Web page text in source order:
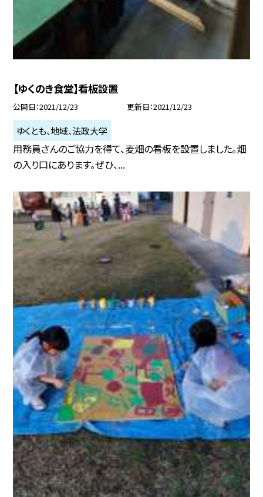
【ゆくのき食堂】看板設置
公開日 2021/12/23 更新日 2021/12/23
ゆくとも、地域、法政大学
用務員さんのご協力を得て、麦畑の看板を設置しました。畑
の入り口にあります。ぜひ、...